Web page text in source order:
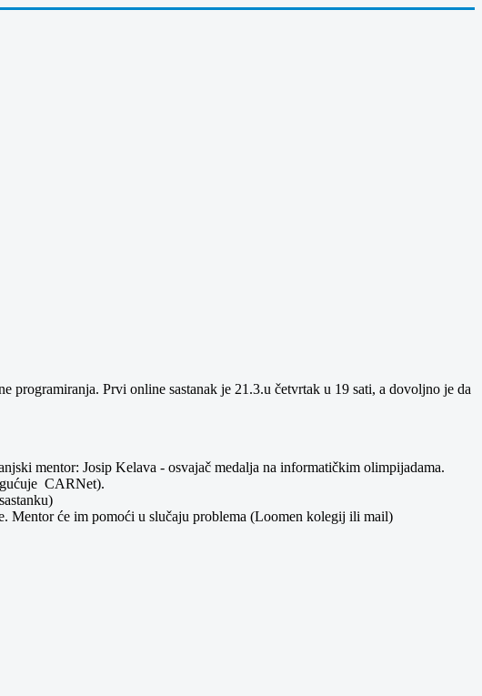
Prvi online sastanak je 21.3.u četvrtak u 19 sati, a dovoljno je da
mentor: Josip Kelava - osvajač medalja na informatičkim olimpijadama.
CARNet).
Mentor će im pomoći u slučaju problema (Loomen kolegij ili mail)